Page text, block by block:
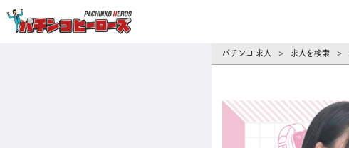
パチンコ 求人 > 求人を検索 >